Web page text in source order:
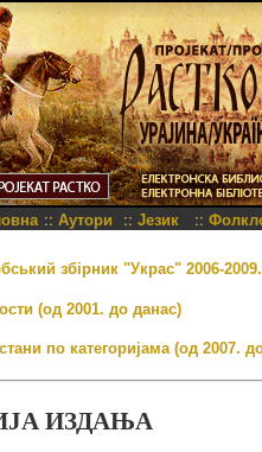
:: Аутори :: Језик ::
збірник "Украс" 2006-2009.
(од 2001. до данас)
по категоријама (од 2007.
ИЗДАЊА